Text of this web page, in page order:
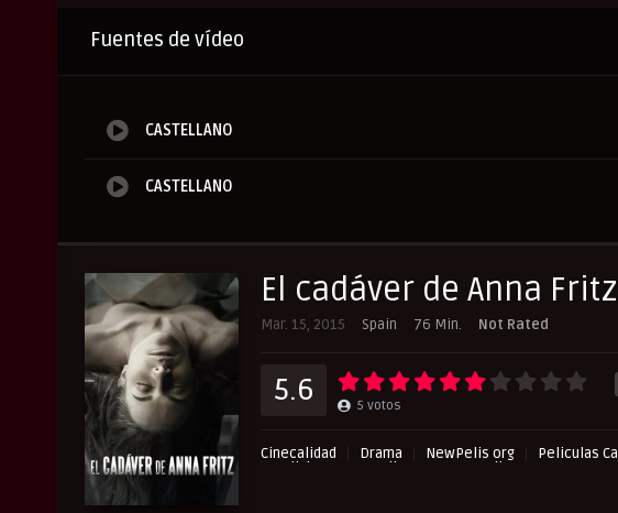
Fuentes de vídeo
CASTELLANO
CASTELLANO
El cadáver de Anna Fritz
Mar. 15, 2015 Spain 76 Min. Not Rated
5.6 5 votos
Cinecalidad Drama NewPelis org Peliculas
Pelishouse
Pelismart RepelisHD.TV